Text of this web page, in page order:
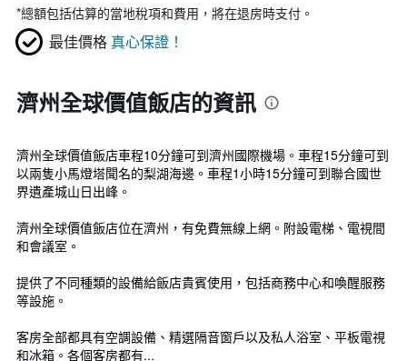
*總額包括估算的當地稅項和費用，將在退房時支付。
最佳價格 真心保證！
濟州全球價值飯店的資訊
濟州全球價值飯店車程10分鐘可到濟州國際機場。車程15分鐘可到
以兩隻小馬燈塔聞名的梨湖海邊。車程1小時15分鐘可到聯合國世
界遺產城山日出峰。
濟州全球價值飯店位在濟州，有免費無線上網。附設電梯、電視間
和會議室。
提供了不同種類的設備給飯店貴賓使用，包括商務中心和喚醒服務
等設施。
客房全部都具有空調設備、精選隔音窗戶以及私人浴室、平板電視
和冰箱。各個客房都有...